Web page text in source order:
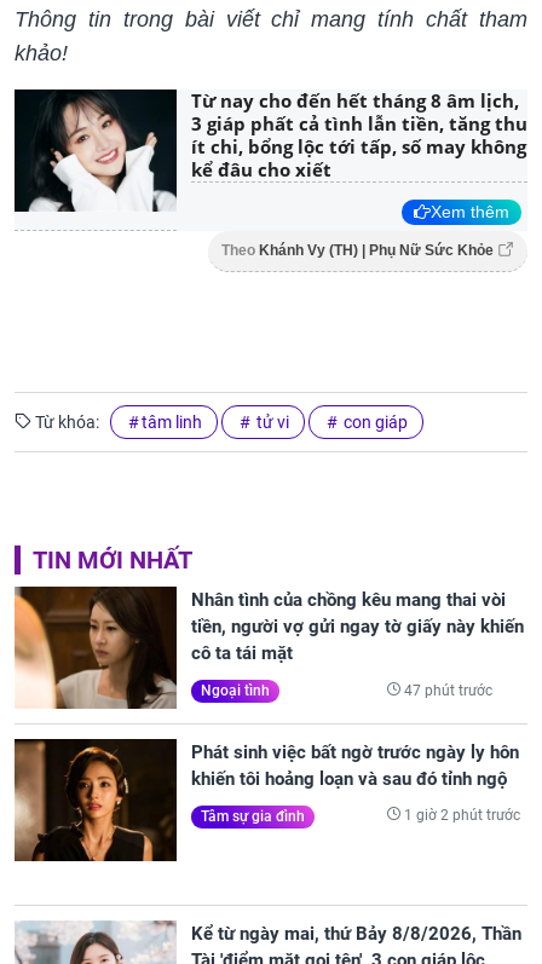
Thông tin trong bài viết chỉ mang tính chất tham
khảo!
Từ nay cho đến hết tháng 8 âm lịch,
3 giáp phất cả tình lẫn tiền, tăng thu
ít chi, bổng lộc tới tấp, số may không
kể đâu cho xiết
Xem thêm
Theo Khánh Vy (TH) | Phụ Nữ Sức Khỏe
Từ khóa: tâm linh tử vi con giáp
TIN MỚI NHẤT
Nhân tình của chồng kêu mang thai vòi
tiền, người vợ gửi ngay tờ giấy này khiến
cô ta tái mặt
Ngoại tình 47 phút trước
Phát sinh việc bất ngờ trước ngày ly hôn
khiến tôi hoảng loạn và sau đó tỉnh ngộ
Tâm sự gia đình 1 giờ 2 phút trước
Kể từ ngày mai, thứ Bảy 8/8/2026, Thần